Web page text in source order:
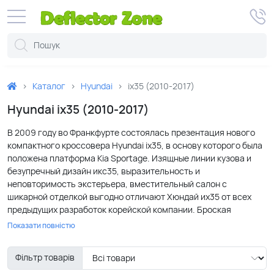
Каталог Hyundai ix35 (2010-2017)
Hyundai ix35 (2010-2017)
В 2009 году во Франкфурте состоялась презентация нового
компактного кроссовера Hyundai ix35, в основу которого была
положена платформа Kia Sportage. Изящные линии кузова и
безупречный дизайн икс35, выразительность и
неповторимость экстерьера, вместительный салон с
шикарной отделкой выгодно отличают Хюндай их35 от всех
предыдущих разработок корейской компании. Броская
шестиугольная решетка радиатора и удлиненные фары,
автомобилю Хендай икс35 ощущение силы и легкости. К тому
же Хендай ix35 отвечает высоким требованиям
Показати повністю
Фільтр товарів